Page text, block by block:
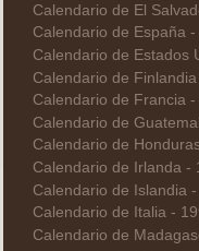
Calendario de El
Calendario de España -
Calendario de Estados
Calendario de Finlandia
Calendario de Francia -
Calendario de
Calendario de
Calendario de Irlanda -
Calendario de Islandia -
Calendario de Italia -
Calendario de